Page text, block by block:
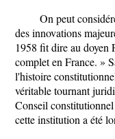
On peut
des innovations
1958 fit dire au doyen
complet en France. »
l'histoire
véritable tournant
Conseil
cette institution a été